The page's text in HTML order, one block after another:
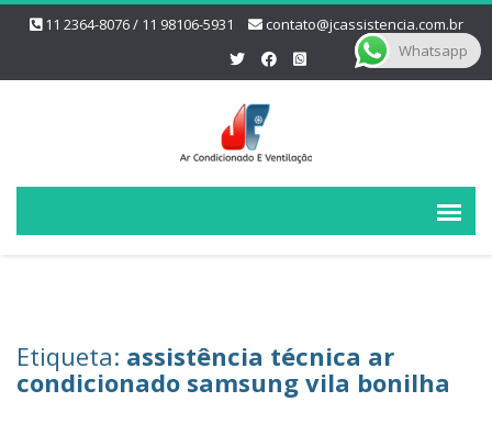
11 2364-8076 / 11 98106-5931 contato@jcassistencia.com.br
Etiqueta: assistência técnica ar
condicionado samsung vila bonilha
Whatsapp